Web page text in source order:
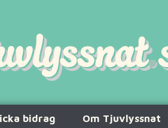
bidrag Om Tjuvlyssnat